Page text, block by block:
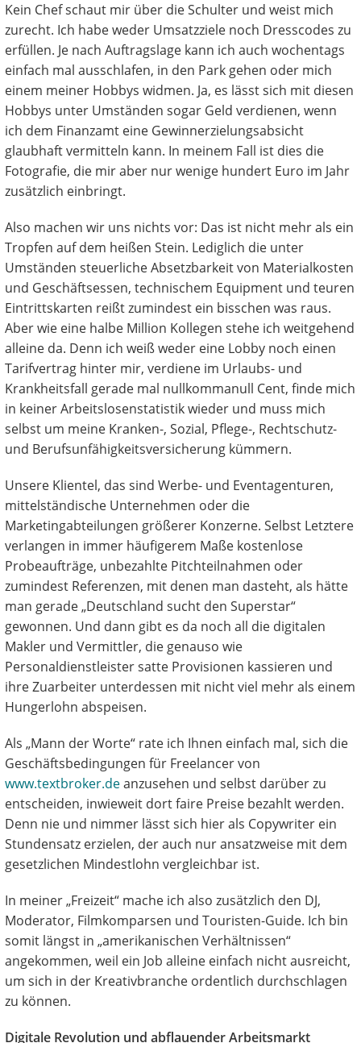
Kein Chef schaut mir über die Schulter und weist mich
zurecht. Ich habe weder Umsatzziele noch Dresscodes zu
erfüllen. Je nach Auftragslage kann ich auch wochentags
einfach mal ausschlafen, in den Park gehen oder mich
einem meiner Hobbys widmen. Ja, es lässt sich mit diesen
Hobbys unter Umständen sogar Geld verdienen, wenn
ich dem Finanzamt eine Gewinnerzielungsabsicht
glaubhaft vermitteln kann. In meinem Fall ist dies die
Fotografie, die mir aber nur wenige hundert Euro im Jahr
zusätzlich einbringt.
Also machen wir uns nichts vor: Das ist nicht mehr als ein
Tropfen auf dem heißen Stein. Lediglich die unter
Umständen steuerliche Absetzbarkeit von Materialkosten
und Geschäftsessen, technischem Equipment und teuren
Eintrittskarten reißt zumindest ein bisschen was raus.
Aber wie eine halbe Million Kollegen stehe ich weitgehend
alleine da. Denn ich weiß weder eine Lobby noch einen
Tarifvertrag hinter mir, verdiene im Urlaubs- und
Krankheitsfall gerade mal nullkommanull Cent, finde mich
in keiner Arbeitslosenstatistik wieder und muss mich
selbst um meine Kranken-, Sozial, Pflege-, Rechtschutz-
und Berufsunfähigkeitsversicherung kümmern.
Unsere Klientel, das sind Werbe- und Eventagenturen,
mittelständische Unternehmen oder die
Marketingabteilungen größerer Konzerne. Selbst Letztere
verlangen in immer häufigerem Maße kostenlose
Probeaufträge, unbezahlte Pitchteilnahmen oder
zumindest Referenzen, mit denen man dasteht, als hätte
man gerade „Deutschland sucht den Superstar“
gewonnen. Und dann gibt es da noch all die digitalen
Makler und Vermittler, die genauso wie
Personaldienstleister satte Provisionen kassieren und
ihre Zuarbeiter unterdessen mit nicht viel mehr als einem
Hungerlohn abspeisen.
Als „Mann der Worte“ rate ich Ihnen einfach mal, sich die
Geschäftsbedingungen für Freelancer von
www.textbroker.deanzusehen und selbst darüber zu
entscheiden, inwieweit dort faire Preise bezahlt werden.
Denn nie und nimmer lässt sich hier als Copywriter ein
Stundensatz erzielen, der auch nur ansatzweise mit dem
gesetzlichen Mindestlohn vergleichbar ist.
In meiner „Freizeit“ mache ich also zusätzlich den DJ,
Moderator, Filmkomparsen und Touristen-Guide. Ich bin
somit längst in „amerikanischen Verhältnissen“
angekommen, weil ein Job alleine einfach nicht ausreicht,
um sich in der Kreativbranche ordentlich durchschlagen
zu können.
Digitale Revolution und abflauender Arbeitsmarkt